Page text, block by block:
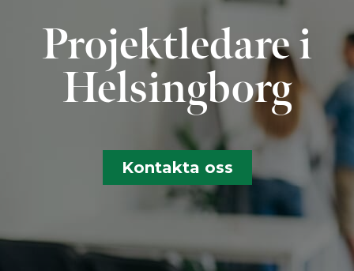
Projektledare i
Helsingborg
Kontakta oss